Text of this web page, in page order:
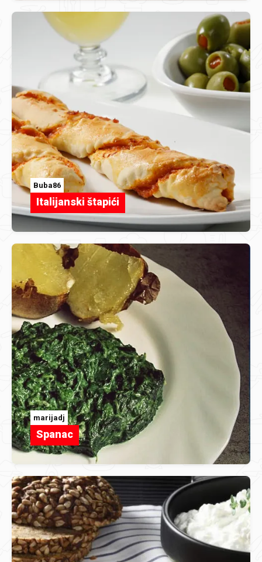
Buba86
Italijanski štapići
marijadj
Spanac